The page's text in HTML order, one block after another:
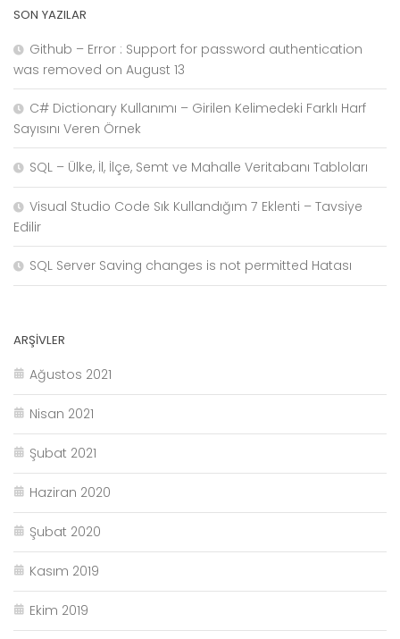
SON YAZILAR
Github – Error : Support for password authentication
was removed on August 13
C# Dictionary Kullanımı – Girilen Kelimedeki Farklı Harf
Sayısını Veren Örnek
SQL – Ülke, İl, İlçe, Semt ve Mahalle Veritabanı Tabloları
Visual Studio Code Sık Kullandığım 7 Eklenti – Tavsiye
Edilir
SQL Server Saving changes is not permitted Hatası
ARŞIVLER
Ağustos 2021
Nisan 2021
Şubat 2021
Haziran 2020
Şubat 2020
Kasım 2019
Ekim 2019